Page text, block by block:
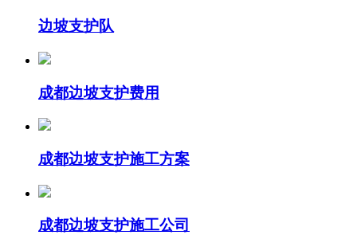
边坡支护队
成都边坡支护费用
成都边坡支护施工方案
成都边坡支护施工公司